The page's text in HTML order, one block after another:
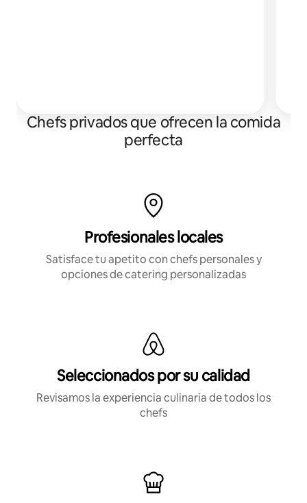
Chefs privados que ofrecen la comida
perfecta
Profesionales locales
Satisface tu apetito con chefs personales y
opciones de catering personalizadas
Seleccionados por su calidad
Revisamos la experiencia culinaria de todos los
chefs